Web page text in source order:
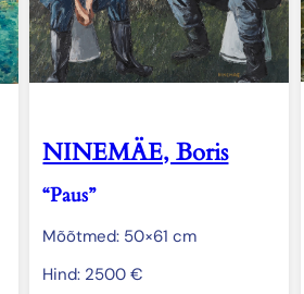
NINEMÄE, Boris
“Paus”
Mõõtmed: 50×61 cm
Hind: 2500€